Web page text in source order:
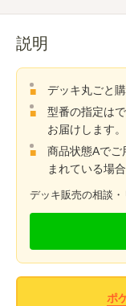
説明
デッキ丸ごと
型番の指定は
お届けします。
商品状態Aでご
まれている場
デッキ販売の相談
ポ